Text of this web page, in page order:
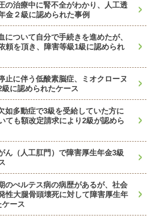
の治療中に腎不全がわかり、人工透
金２級に認められた事例
について自分で手続きを進めたが、
頼を頂き、障害等級1級に認められ
止に伴う低酸素脳症、ミオクローヌ
に認められたケース
如多動症で3級を受給していた方に
ても額改定請求により2級が認めら
ん（人工肛門）で障害厚生年金3級
のぺルテス病の病歴があるが、社会
性大腿骨頭壊死に対して障害厚生年
ース